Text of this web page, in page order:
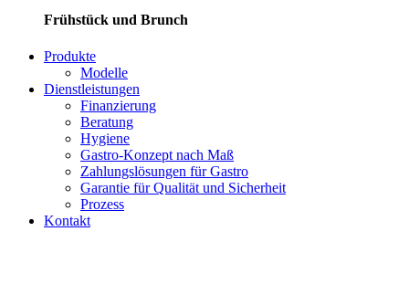
Frühstück und Brunch
Produkte
Modelle
Dienstleistungen
Finanzierung
Beratung
Hygiene
Gastro-Konzept nach Maß
Zahlungslösungen für Gastro
Garantie für Qualität und Sicherheit
Prozess
Kontakt